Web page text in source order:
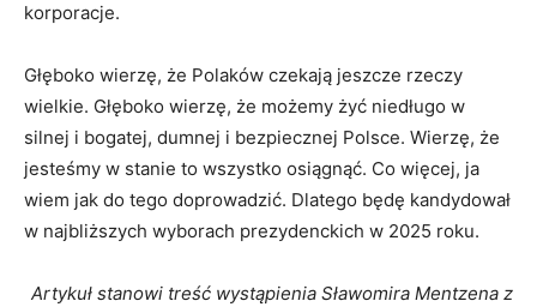
korporacje.
Głęboko wierzę, że Polaków czekają jeszcze rzeczy
wielkie. Głęboko wierzę, że możemy żyć niedługo w
silnej i bogatej, dumnej i bezpiecznej Polsce. Wierzę, że
jesteśmy w stanie to wszystko osiągnąć. Co więcej, ja
wiem jak do tego doprowadzić. Dlatego będę kandydował
w najbliższych wyborach prezydenckich w 2025 roku.
Artykuł stanowi treść wystąpienia Sławomira Mentzena z